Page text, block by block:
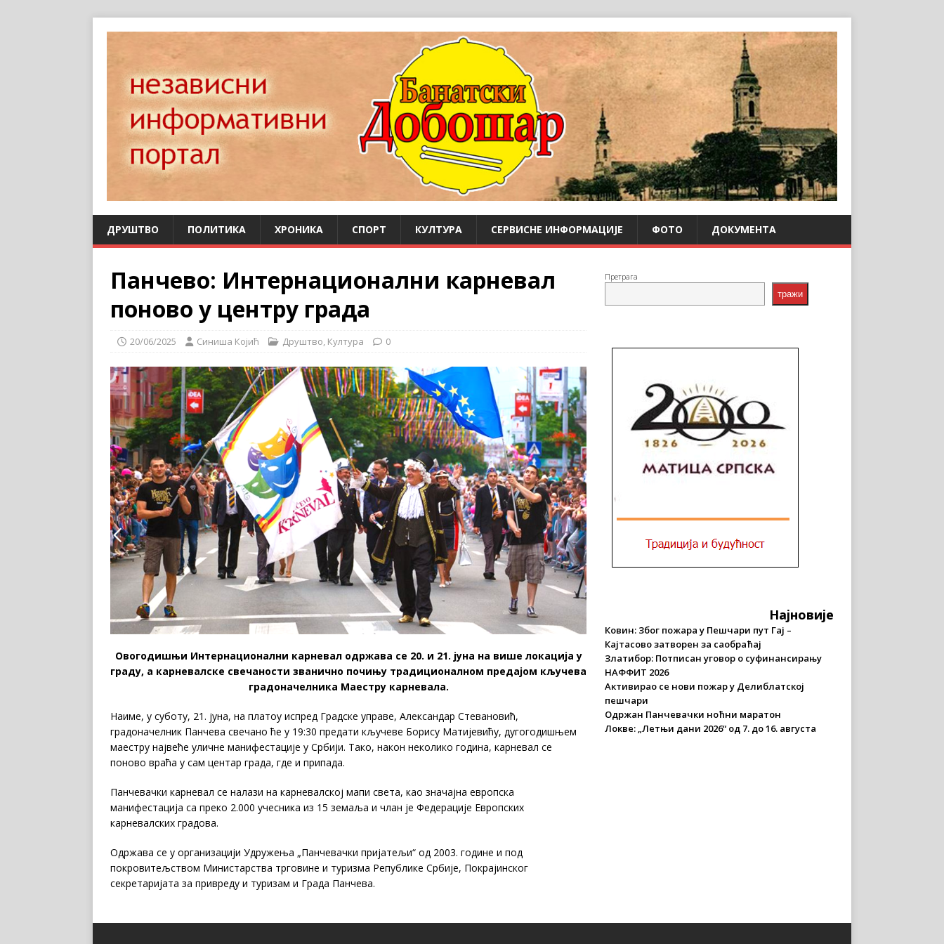
ДРУШТВО ПОЛИТИКА ХРОНИКА СПОРТ КУЛТУРА СЕРВИСНЕ ИНФОРМАЦИЈЕ ФОТО ДОКУМЕНТА
Панчево: Интернационални карневал
поново у центру града
20/06/2025 Синиша Којић Друштво, Култура 0
Овогодишњи Интернационални карневал одржава се 20. и 21. јуна на више локација у
граду, а карневалске свечаности званично почињу традиционалном предајом кључева
градоначелника Маестру карневала.
Наиме, у суботу, 21. јуна, на платоу испред Градске управе, Александар Стевановић,
градоначелник Панчева свечано ће у 19:30 предати кључеве Борису Матијевићу, дугогодишњем
маестру највеће уличне манифестације у Србији. Тако, након неколико година, карневал се
поново враћа у сам центар града, где и припада.
Панчевачки карневал се налази на карневалској мапи света, као значајна европска
манифестација са преко 2.000 учесника из 15 земаља и члан је Федерације Европских
карневалских градова.
Одржава се у организацији Удружења „Панчевачки пријатељи“ од 2003. године и под
покровитељством Министарства трговине и туризма Републике Србије, Покрајинског
секретаријата за привреду и туризам и Града Панчева.
Претрага
тражи
Најновије
Ковин: Због пожара у Пешчари пут Гај –
Кајтасово затворен за саобраћај
Златибор: Потписан уговор о суфинансирању
НАФФИТ 2026
Активирао се нови пожар у Делиблатској
пешчари
Одржан Панчевачки ноћни маратон
Локве: „Летњи дани 2026“ од 7. до 16. августа